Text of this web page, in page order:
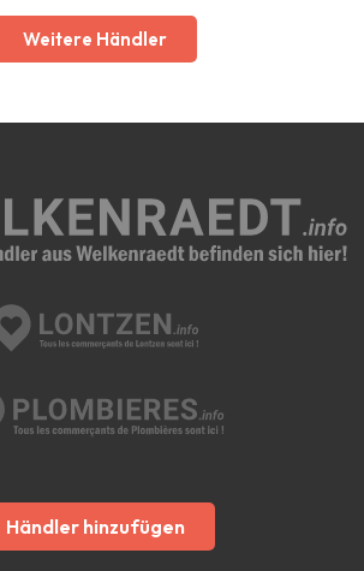
Weitere Händler
Händler hinzufügen